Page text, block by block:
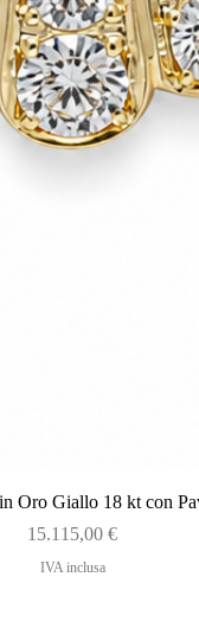
Vista rapida
Oro Giallo 18 kt con
Prezzo
15.115,00 €
IVA inclusa